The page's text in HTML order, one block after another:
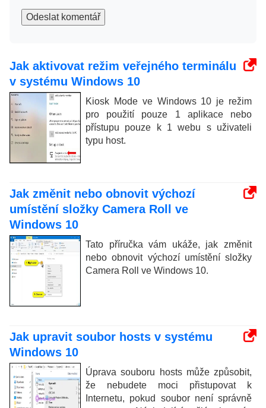
Odeslat komentář
Jak aktivovat režim veřejného terminálu
v systému Windows 10
Kiosk Mode ve Windows 10 je režim
pro použití pouze 1 aplikace nebo
přístupu pouze k 1 webu s uživateli
typu host.
Jak změnit nebo obnovit výchozí
umístění složky Camera Roll ve
Windows 10
Tato příručka vám ukáže, jak změnit
nebo obnovit výchozí umístění složky
Camera Roll ve Windows 10.
Jak upravit soubor hosts v systému
Windows 10
Úprava souboru hosts může způsobit,
že nebudete moci přistupovat k
Internetu, pokud soubor není správně